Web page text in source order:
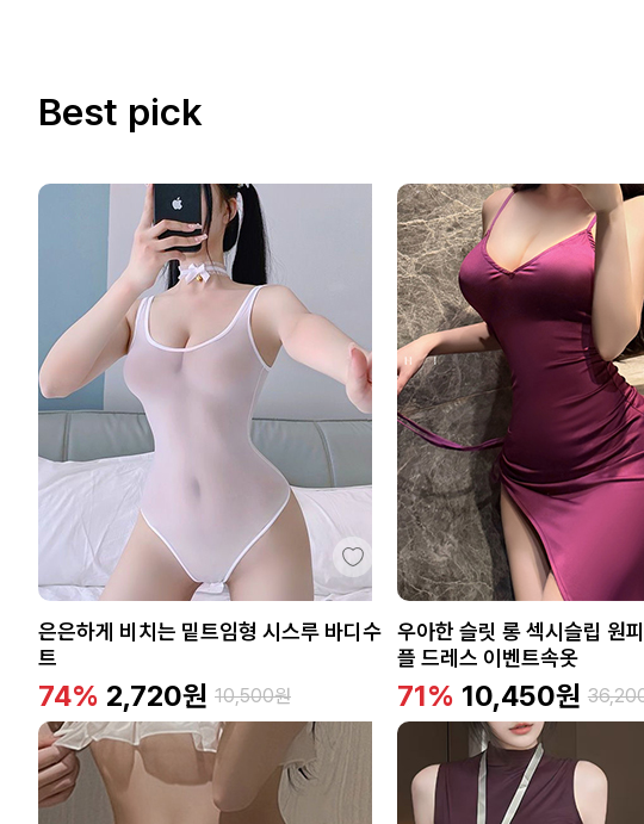
Best pick
은은하게 비치는 밑트임형 시스루 바디수
트
74% 2,720원 10,500원
우아한 슬릿 롱 섹시슬립 원
플 드레스 이벤트속옷
71% 10,450원